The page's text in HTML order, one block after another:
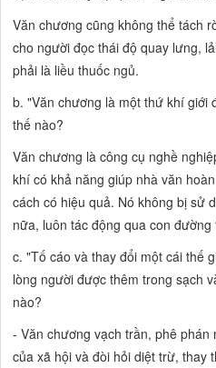
Văn chương cũng không thể tách
cho người đọc thái độ quay lưng,
phải là liều thuốc ngủ.
b. "Văn chương là một thứ khí giới
thế nào?
Văn chương là công cụ nghề
khí có khả năng giúp nhà văn
cách có hiệu quả. Nó không bị sử
nữa, luôn tác động qua con đường
c. "Tố cáo và thay đổi một cái thế
lòng người được thêm trong sạch
nào?
- Văn chương vạch trần, phê
của xã hội và đòi hỏi diệt trừ, thay